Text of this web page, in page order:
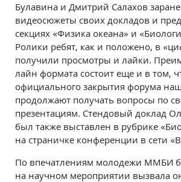
Булавина и Дмитрий Салахов
видеосюжеты своих докладов и
секциях «Физика океана» и
Ролики ребят, как и положено, в
получили просмотры и лайки.
лайн формата состоит еще и в том,
официального закрытия форума
продолжают получать вопросы по
презентациям. Стендовый доклад
был также выставлен в рубрике
на страничке конференции в сети
По впечатлениям молодежи ММБИ
на научном мероприятии вызвала